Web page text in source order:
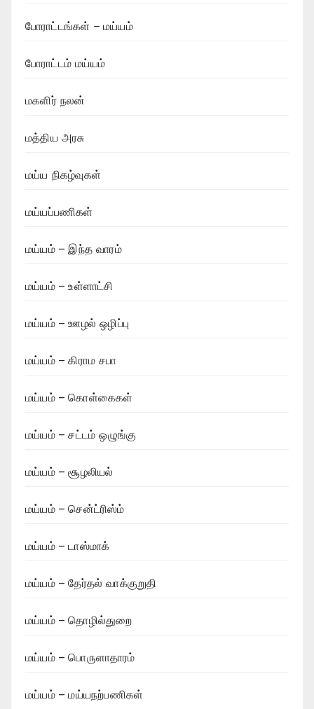
போராட்டங்கள் – மய்யம்
போராட்டம் மய்யம்
மகளிர் நலன்
மத்திய அரசு
மய்ய நிகழ்வுகள்
மய்யப்பணிகள்
மய்யம் – இந்த வாரம்
மய்யம் – உள்ளாட்சி
மய்யம் – ஊழல் ஒழிப்பு
மய்யம் – கிராம சபா
மய்யம் – கொள்கைகள்
மய்யம் – சட்டம் ஒழுங்கு
மய்யம் – சூழலியல்
மய்யம் – சென்ட்ரிஸ்ம்
மய்யம் – டாஸ்மாக்
மய்யம் – தேர்தல் வாக்குறுதி
மய்யம் – தொழில்துறை
மய்யம் – பொருளாதாரம்
மய்யம் – மய்யநற்பணிகள்